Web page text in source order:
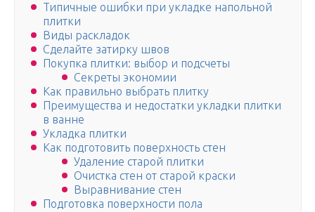
Типичные ошибки при укладке напольной
плитки
Виды раскладок
Сделайте затирку швов
Покупка плитки: выбор и подсчеты
Секреты экономии
Как правильно выбрать плитку
Преимущества и недостатки укладки плитки
в ванне
Укладка плитки
Как подготовить поверхность стен
Удаление старой плитки
Очистка стен от старой краски
Выравнивание стен
Подготовка поверхности пола